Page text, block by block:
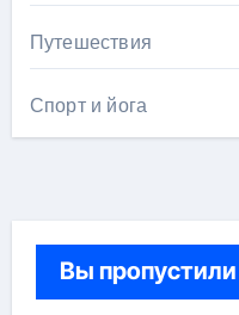
Путешествия
Спорт и йога
Вы пропустили